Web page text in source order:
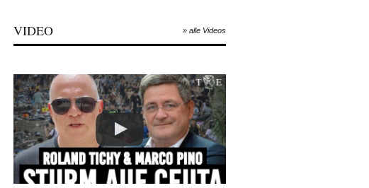
VIDEO » alle Videos